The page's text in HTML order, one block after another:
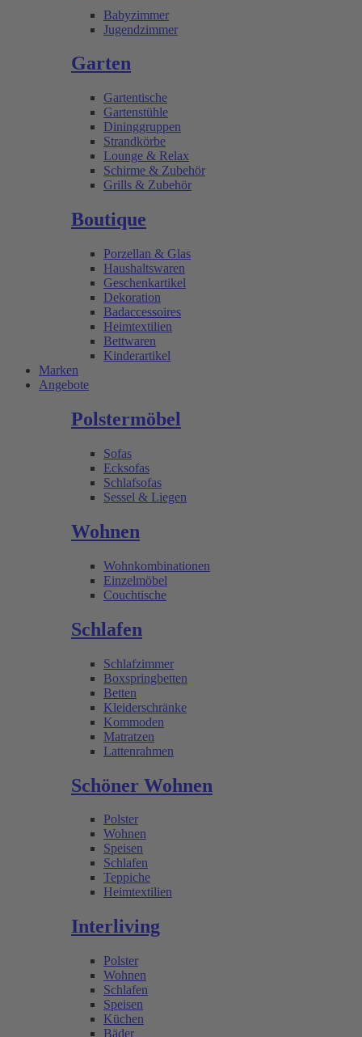
Babyzimmer
Jugendzimmer
Garten
Gartentische
Gartenstühle
Dininggruppen
Strandkörbe
Lounge & Relax
Schirme & Zubehör
Grills & Zubehör
Boutique
Porzellan & Glas
Haushaltswaren
Geschenkartikel
Dekoration
Badaccessoires
Heimtextilien
Bettwaren
Kinderartikel
Marken
Angebote
Polstermöbel
Sofas
Ecksofas
Schlafsofas
Sessel & Liegen
Wohnen
Wohnkombinationen
Einzelmöbel
Couchtische
Schlafen
Schlafzimmer
Boxspringbetten
Betten
Kleiderschränke
Kommoden
Matratzen
Lattenrahmen
Schöner Wohnen
Polster
Wohnen
Speisen
Schlafen
Teppiche
Heimtextilien
Interliving
Polster
Wohnen
Schlafen
Speisen
Küchen
Bäder